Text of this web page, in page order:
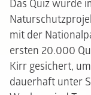
Das Quiz wurde
mit der
ersten 20.000
Kirr gesichert,
dauerhaft unter